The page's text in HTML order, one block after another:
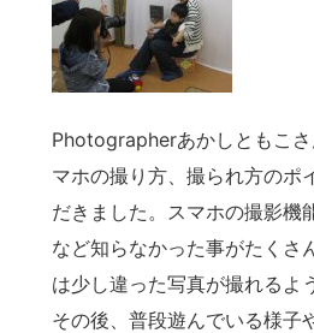
Photographerあかしともこ
マホの撮り方、撮られ方のポ
だきました。スマホの撮影機
など知らなかった事がたくさ
は少し違った写真が撮れるよ
その後、普段遊んでいる様子